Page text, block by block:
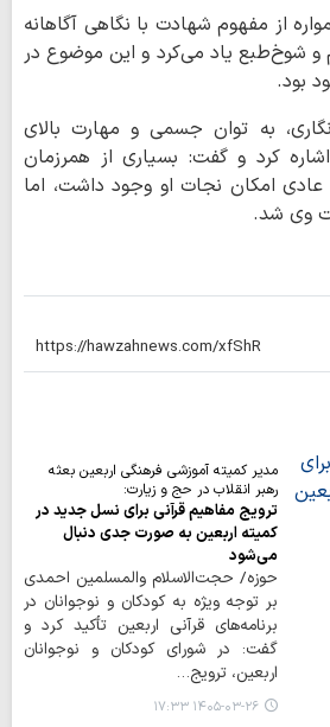
از مفهوم شهادت با نگاهی آگاهانه
و شوخ‌طبع یاد می‌کرد و این موضوع در
بود.
به توان جسمی و مهارت بالای
کرد و گفت: بسیاری از همرزمان
عادی امکان نجات او وجود داشت، اما
وی شد.
مدیر کمیته آموزشی فرهنگی اربعین بعثه
رهبر انقلاب در حج و زیارت:
ترویج مفاهیم قرآنی برای نسل جدید در
کمیته اربعین به صورت جدی دنبال
می‌شود
حوزه/ حجت‌الاسلام والمسلمین احمدی
بر توجه ویژه به کودکان و نوجوانان در
برنامه‌های قرآنی اربعین تأکید کرد و
گفت: در شورای کودکان و نوجوانان
اربعین، ترویج…
۱۴۰۵-۰۳-۲۶ ۱۷:۳۳